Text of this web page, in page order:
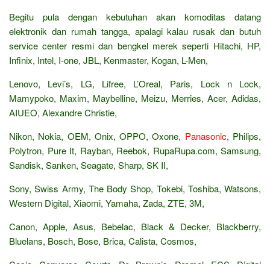
Begitu pula dengan kebutuhan akan komoditas datang
elektronik dan rumah tangga, apalagi kalau rusak dan butuh
service center resmi dan bengkel merek seperti Hitachi, HP,
Infinix, Intel, I-one, JBL, Kenmaster, Kogan, L-Men,
Lenovo, Levi’s, LG, Lifree, L’Oreal, Paris, Lock n Lock,
Mamypoko, Maxim, Maybelline, Meizu, Merries, Acer, Adidas,
AIUEO, Alexandre Christie,
Nikon, Nokia, OEM, Onix, OPPO, Oxone, Panasonic, Philips,
Polytron, Pure It, Rayban, Reebok, RupaRupa.com, Samsung,
Sandisk, Sanken, Seagate, Sharp, SK II,
Sony, Swiss Army, The Body Shop, Tokebi, Toshiba, Watsons,
Western Digital, Xiaomi, Yamaha, Zada, ZTE, 3M,
Canon, Apple, Asus, Bebelac, Black & Decker, Blackberry,
Bluelans, Bosch, Bose, Brica, Calista, Cosmos,